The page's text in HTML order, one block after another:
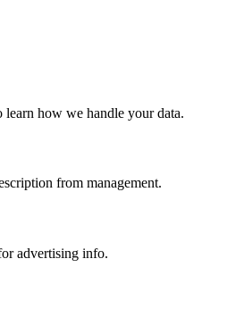
learn how we handle your data.
from management.
advertising info.